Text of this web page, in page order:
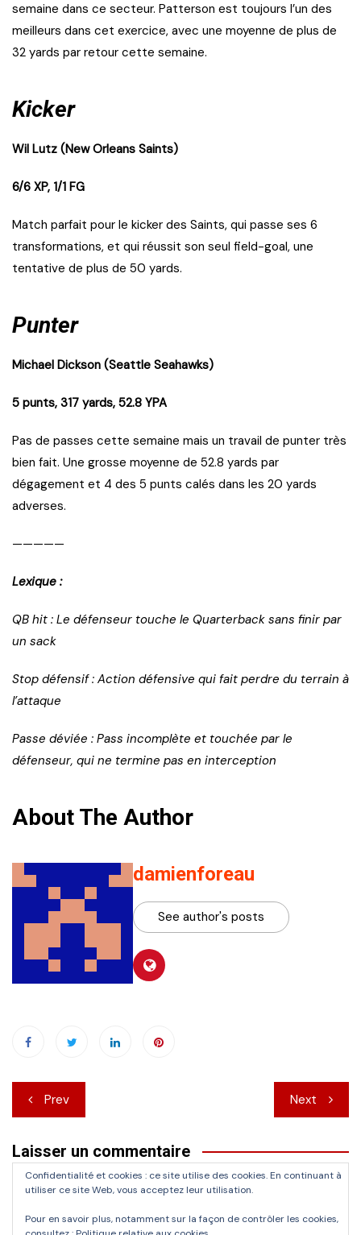
semaine dans ce secteur. Patterson est toujours l’un des
meilleurs dans cet exercice, avec une moyenne de plus de
32 yards par retour cette semaine.
Kicker
Wil Lutz (New Orleans Saints)
6/6 XP, 1/1 FG
Match parfait pour le kicker des Saints, qui passe ses 6
transformations, et qui réussit son seul field-goal, une
tentative de plus de 50 yards.
Punter
Michael Dickson (Seattle Seahawks)
5 punts, 317 yards, 52.8 YPA
Pas de passes cette semaine mais un travail de punter très
bien fait. Une grosse moyenne de 52.8 yards par
dégagement et 4 des 5 punts calés dans les 20 yards
adverses.
—————
Lexique :
QB hit : Le défenseur touche le Quarterback sans finir par
un sack
Stop défensif : Action défensive qui fait perdre du terrain à
l’attaque
Passe déviée : Pass incomplète et touchée par le
défenseur, qui ne termine pas en interception
About The Author
damienforeau
See author's posts
Navigation
de
l’article
Prev Next
Laisser un commentaire
Vous devezvous connecterpour publier un commentaire.
Confidentialité et cookies : ce site utilise des cookies. En continuant à
utiliser ce site Web, vous acceptez leur utilisation.
Pour en savoir plus, notamment sur la façon de contrôler les cookies,